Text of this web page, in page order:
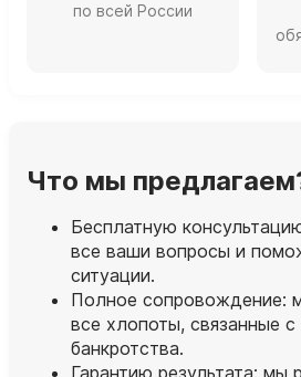
по всей России
Что мы
Бесплатную
все ваши вопросы и
ситуации.
Полное сопровождение:
все хлопоты, связанные
банкротства.